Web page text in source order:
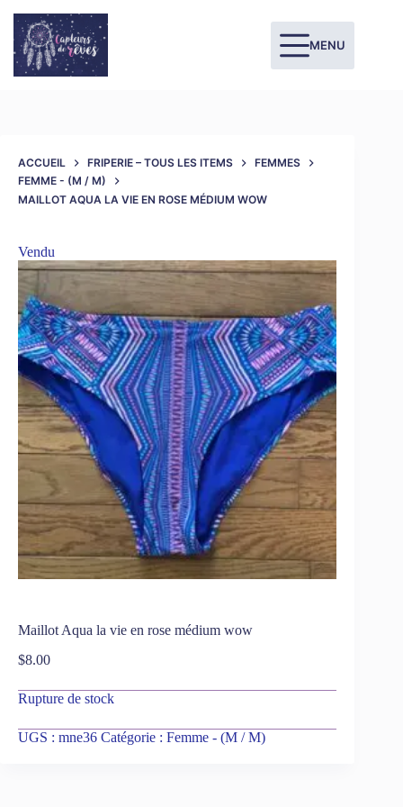
MENU
ACCUEIL FRIPERIE – TOUS LES ITEMS
FEMMES
FEMME - (M / M)
MAILLOT AQUA LA VIE EN ROSE MÉDIUM WOW
Vendu
Maillot Aqua la vie en rose médium wow
$8.00
Rupture de stock
UGS : mne36 Catégorie : Femme - (M / M)